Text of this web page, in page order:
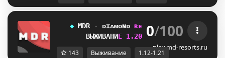
◆ MDR - ᴅɪᴀᴍᴏɴᴅ ʀᴇ oʀ ᴛs ▸ 1.12 –
ВЫЖИВАНИЕ 1 .20 4 - УЖЕ ДОСТУПЕН!
0/100
play.md-resorts.ru
143 Выживание 1.12-1.21